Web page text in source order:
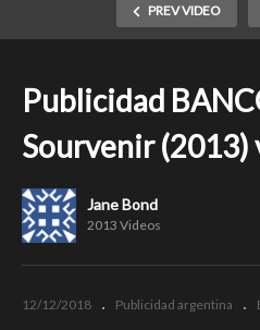
PREV VIDEO
Publicidad
Sourvenir (2013)
Jane Bond
2013 Videos
12/12/2018 Publicidad argentina